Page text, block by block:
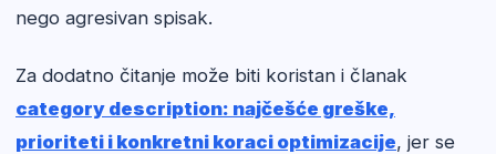
nego agresivan spisak.
Za dodatno čitanje može biti koristan i članak
category description: najčešće greške,
prioriteti i konkretni koraci optimizacije, jer se